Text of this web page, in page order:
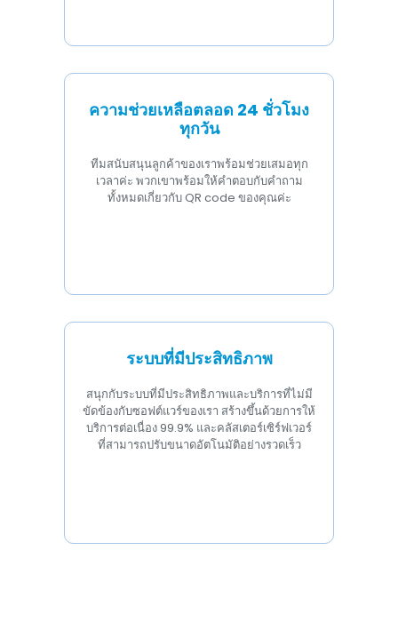
ความช่วยเหลือตลอด 24 ชั่วโมง
ทุกวัน
ทีมสนับสนุนลูกค้าของเราพร้อมช่วยเสมอทุก
เวลาค่ะ พวกเขาพร้อมให้คำตอบกับคำถาม
ทั้งหมดเกี่ยวกับ QR code ของคุณค่ะ
ระบบที่มีประสิทธิภาพ
สนุกกับระบบที่มีประสิทธิภาพและบริการที่ไม่มี
ขัดข้องกับซอฟต์แวร์ของเรา สร้างขึ้นด้วยการให้
บริการต่อเนื่อง 99.9% และคลัสเตอร์เซิร์ฟเวอร์
ที่สามารถปรับขนาดอัตโนมัติอย่างรวดเร็ว